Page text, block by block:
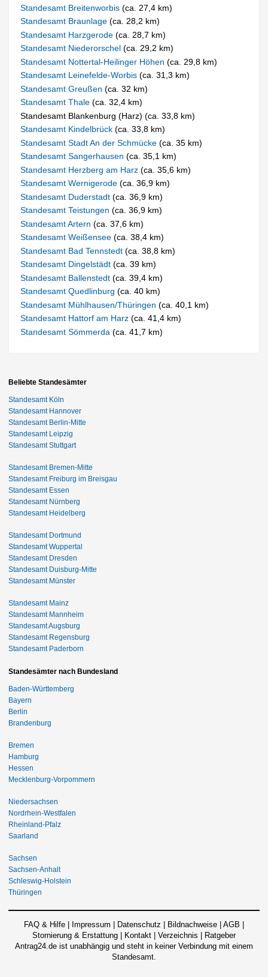
Standesamt Breitenworbis(ca. 27,4 km)
Standesamt Braunlage(ca. 28,2 km)
Standesamt Harzgerode(ca. 28,7 km)
Standesamt Niederorschel(ca. 29,2 km)
Standesamt Nottertal-Heilinger Höhen(ca. 29,8 km)
Standesamt Leinefelde-Worbis(ca. 31,3 km)
Standesamt Greußen(ca. 32 km)
Standesamt Thale(ca. 32,4 km)
Standesamt Blankenburg (Harz) (ca. 33,8 km)
Standesamt Kindelbrück(ca. 33,8 km)
Standesamt Stadt An der Schmücke(ca. 35 km)
Standesamt Sangerhausen(ca. 35,1 km)
Standesamt Herzberg am Harz(ca. 35,6 km)
Standesamt Wernigerode(ca. 36,9 km)
Standesamt Duderstadt(ca. 36,9 km)
Standesamt Teistungen(ca. 36,9 km)
Standesamt Artern(ca. 37,6 km)
Standesamt Weißensee(ca. 38,4 km)
Standesamt Bad Tennstedt(ca. 38,8 km)
Standesamt Dingelstädt(ca. 39 km)
Standesamt Ballenstedt(ca. 39,4 km)
Standesamt Quedlinburg(ca. 40 km)
Standesamt Mühlhausen/Thüringen(ca. 40,1 km)
Standesamt Hattorf am Harz(ca. 41,4 km)
Standesamt Sömmerda(ca. 41,7 km)
Beliebte Standesämter
Standesamt Köln
Standesamt Hannover
Standesamt Berlin-Mitte
Standesamt Leipzig
Standesamt Stuttgart
Standesamt Bremen-Mitte
Standesamt Freiburg im Breisgau
Standesamt Essen
Standesamt Nürnberg
Standesamt Heidelberg
Standesamt Dortmund
Standesamt Wuppertal
Standesamt Dresden
Standesamt Duisburg-Mitte
Standesamt Münster
Standesamt Mainz
Standesamt Mannheim
Standesamt Augsburg
Standesamt Regensburg
Standesamt Paderborn
Standesämter nach Bundesland
Baden-Württemberg
Bayern
Berlin
Brandenburg
Bremen
Hamburg
Hessen
Mecklenburg-Vorpommern
Niedersachsen
Nordrhein-Westfalen
Rheinland-Pfalz
Saarland
Sachsen
Sachsen-Anhalt
Schleswig-Holstein
Thüringen
FAQ & Hilfe | Impressum | Datenschutz | Bildnachweise | AGB |
Stornierung & Erstattung | Kontakt | Verzeichnis | Ratgeber
Antrag24.de ist unabhängig und steht in keiner Verbindung mit einem
Standesamt.